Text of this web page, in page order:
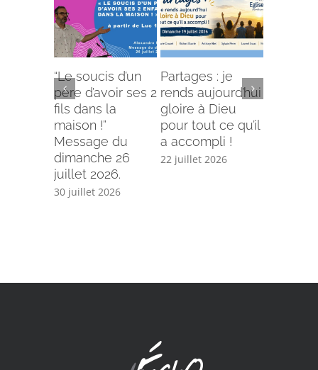
“Le soucis d’un
père d’avoir ses 2
fils dans la
maison !”
Message du
dimanche 26
juillet 2026.
30 juillet 2026
Partages : je
rends aujourd’hui
gloire à Dieu
pour tout ce qu’il
a accompli !
22 juillet 2026